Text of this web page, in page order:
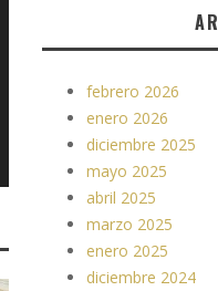
febrero 2026
enero 2026
diciembre 2025
mayo 2025
abril 2025
marzo 2025
enero 2025
diciembre 2024